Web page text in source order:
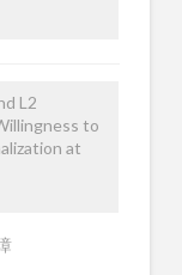
L2
to
at